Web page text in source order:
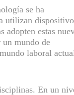
se ha
utilizan
adopten estas
un mundo de
laboral
En un